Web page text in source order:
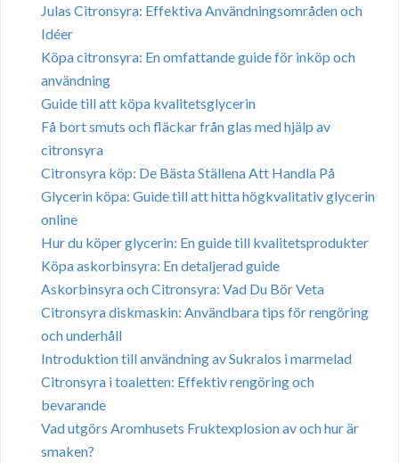
Julas Citronsyra: Effektiva Användningsområden och
Idéer
Köpa citronsyra: En omfattande guide för inköp och
användning
Guide till att köpa kvalitetsglycerin
Få bort smuts och fläckar från glas med hjälp av
citronsyra
Citronsyra köp: De Bästa Ställena Att Handla På
Glycerin köpa: Guide till att hitta högkvalitativ glycerin
online
Hur du köper glycerin: En guide till kvalitetsprodukter
Köpa askorbinsyra: En detaljerad guide
Askorbinsyra och Citronsyra: Vad Du Bör Veta
Citronsyra diskmaskin: Användbara tips för rengöring
och underhåll
Introduktion till användning av Sukralos i marmelad
Citronsyra i toaletten: Effektiv rengöring och
bevarande
Vad utgörs Aromhusets Fruktexplosion av och hur är
smaken?